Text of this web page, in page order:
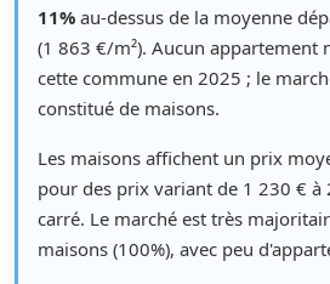
11% au-dessus de la moyenne
(1 863 €/m²). Aucun appartement
cette commune en 2025 ; le
constitué de maisons.
Les maisons affichent un prix
pour des prix variant de 1 230 € à
carré. Le marché est très
maisons (100%), avec peu